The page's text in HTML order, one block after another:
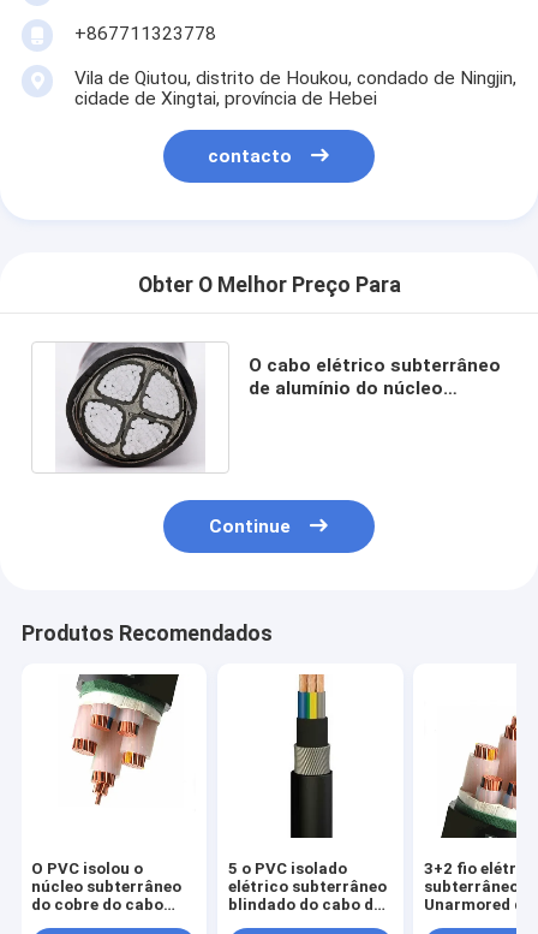
+867711323778
Vila de Qiutou, distrito de Houkou, condado de Ningjin,
cidade de Xingtai, província de Hebei
contacto
Obter O Melhor Preço Para
O cabo elétrico subterrâneo
de alumínio do núcleo
Continue
Produtos Recomendados
O PVC isolou o
núcleo subterrâneo
do cobre do cabo
5 o PVC isolado
elétrico subterrâneo
blindado do cabo do
3+2 fio
subterrâneo
Unarmored do